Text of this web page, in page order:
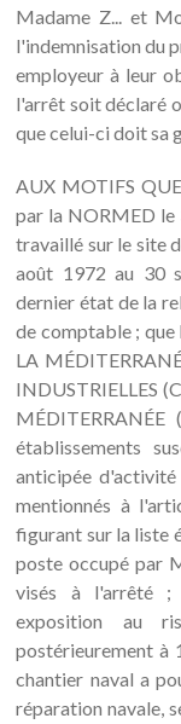
Madame Z... et
l'indemnisation du
employeur à leur
l'arrêt soit déclaré
que celui-ci doit sa
AUX MOTIFS
par la NORMED le
travaillé sur le site
août 1972 au 30
dernier état de la
de comptable ; que
LA
INDUSTRIELLES
établissements
anticipée d'activité
mentionnés à
figurant sur la liste
poste occupé par
visés à l'arrêté ;
exposition au
postérieurement à
chantier naval a
réparation navale,